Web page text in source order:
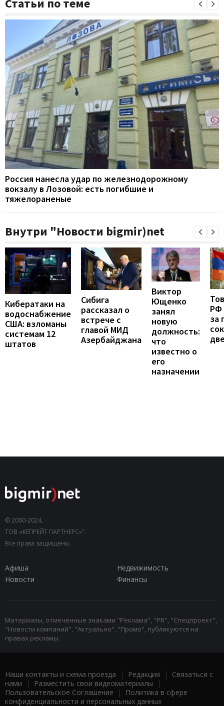
Статьи по теме
Россия нанесла удар по железнодорожному
вокзалу в Лозовой: есть погибшие и
тяжелораненые
Внутри "Новости bigmir)net
Кибератаки на
водоснабжение
США: взломаны
системам 12
штатов
Сибига
рассказал о
встрече с
главой МИД
Азербайджана
Виктор
Ющенко
занял
новую
должность:
что
известно о
его
назначении
РФ
за
© 2000-2024,
ТОВ «КЕПРЕЙТ ПАРТНЕРС»".
Все права защищены.
Афиша
Недвижимость
Новости
Финансы
Материалы, отмеченные знаками "Реклама", "PR", "Спецпроект",
"Новости компаний", "Актуально", "Промо", публикуются на
правах рекламы.
Наши контакты и схема проезда | Редакция | Связаться с
нами | Разместить свои видеоматериалы |
Пользовательское Соглашение |
Политика в сфере
конфиденциальности и персональных данных